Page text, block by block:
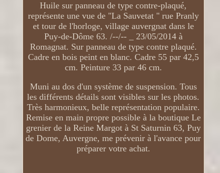
Huile sur panneau de type contre-plaqué,
représente une vue de "La Sauvetat " rue Pranly
et tour de l'horloge, village auvergnat dans le
Puy-de-Dôme 63. /--/-- _ 23/05/2014 à
Romagnat. Sur panneau de type contre plaqué.
Cadre en bois peint en blanc. Cadre 55 par 42,5
cm. Peinture 33 par 46 cm.
Muni au dos d'un système de suspension. Tous
les différents détails sont visibles sur les photos.
Très harmonieux, belle représentation populaire.
Remise en main propre possible à la boutique Le
grenier de la Reine Margot à St Saturnin 63, Puy
de Dome, Auvergne, me prévenir à l'avance pour
préparer votre achat.